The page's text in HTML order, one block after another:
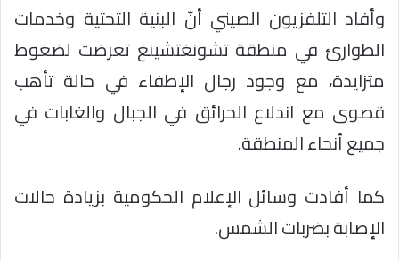
وأفاد التلفزيون الصيني أنّ البنية التحتية وخدمات
الطوارئ في منطقة تشونغتشينغ تعرضت لضغوط
متزايدة، مع وجود رجال الإطفاء في حالة تأهب
قصوى مع اندلاع الحرائق في الجبال والغابات في
جميع أنحاء المنطقة.
كما أفادت وسائل الإعلام الحكومية بزيادة حالات
الإصابة بضربات الشمس.